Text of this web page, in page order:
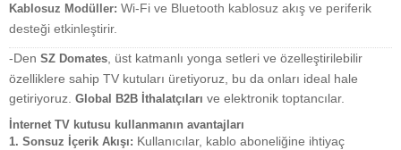
Kablosuz Modüller: Wi-Fi ve Bluetooth kablosuz akış ve periferik
desteği etkinleştirir.
-Den SZ Domates , üst katmanlı yonga setleri ve özelleştirilebilir
özelliklere sahip TV kutuları üretiyoruz, bu da onları ideal hale
getiriyoruz. Global B2B İthalatçıları ve elektronik toptancılar.
İnternet TV kutusu kullanmanın avantajları
1. Sonsuz İçerik Akışı: Kullanıcılar, kablo aboneliğine ihtiyaç